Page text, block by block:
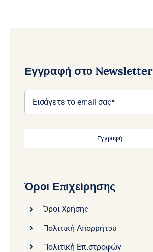
Εγγραφή στο Newsletter
Εγγραφή
Όροι Επιχείρησης
Όροι Χρήσης
Πολιτική Απορρήτου
Πολιτική Επιστροφών